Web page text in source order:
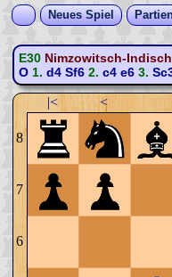
Neues Spiel
E30 Nimzowitsch-
O1. d4 Sf62. c4 e63.
|< <
8
7
6